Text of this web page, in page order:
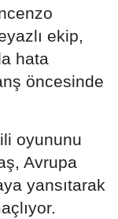
ekip,
hata
öncesinde
oyununu
Avrupa
yansıtarak